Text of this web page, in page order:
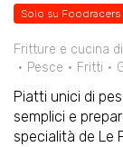
Solo su Foodracers
Fritture e cucina
Pesce
Fritti
Piatti unici di
semplici e
specialità de Le